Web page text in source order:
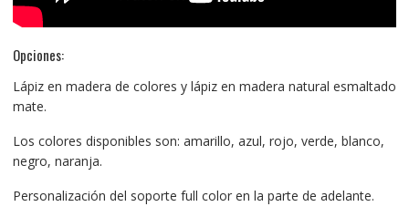
Opciones:
Lápiz en madera de colores y lápiz en madera natural esmaltado
mate.
Los colores disponibles son: amarillo, azul, rojo, verde, blanco,
negro, naranja.
Personalización del soporte full color en la parte de adelante.